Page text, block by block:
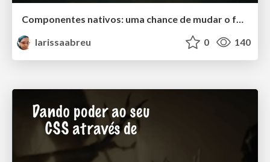
larissaabreu
0 140